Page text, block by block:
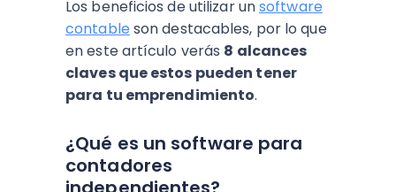
Los beneficios de utilizar unsoftware
contable son destacables, por lo que
en este artículo verás 8 alcances
claves que estos pueden tener
para tu emprendimiento.
¿Qué es un software para
contadores